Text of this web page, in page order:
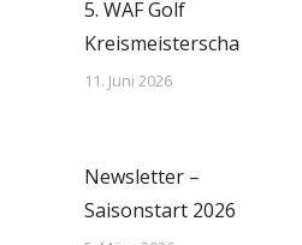
5. WAF Golf
Kreismeisterschaft
11. Juni 2026
Newsletter –
Saisonstart 2026